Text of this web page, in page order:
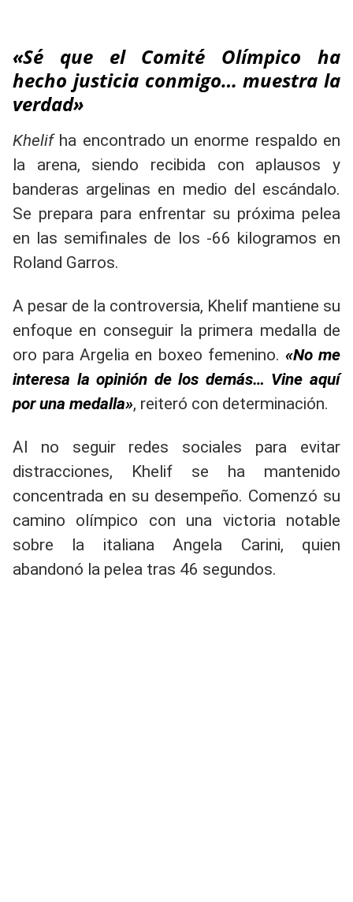
«Sé que el Comité Olímpico ha
hecho justicia conmigo… muestra la
verdad»
Khelifha encontrado un enorme respaldo en
la arena, siendo recibida con aplausos y
banderas argelinas en medio del escándalo.
Se prepara para enfrentar su próxima pelea
en las semifinales de los -66 kilogramos en
Roland Garros.
A pesar de la controversia, Khelif mantiene su
enfoque en conseguir la primera medalla de
oro para Argelia en boxeo femenino. «No me
interesa la opinión de los demás… Vine aquí
por una medalla», reiteró con determinación.
Al no seguir redes sociales para evitar
distracciones, Khelif se ha mantenido
concentrada en su desempeño. Comenzó su
camino olímpico con una victoria notable
sobre la italiana Angela Carini, quien
abandonó la pelea tras 46 segundos.